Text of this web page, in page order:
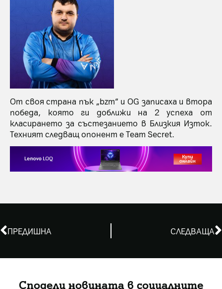
От своя страна пък „bzm“ и OG записаха и втора
победа, която ги доближи на 2 успеха от
класирането за състезанието в Близкия Изток.
Техният следващ опонент е Team Secret.
ПРЕДИШНА СЛЕДВАЩА
Сподели новината в социалните